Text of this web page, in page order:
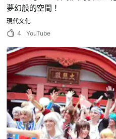
夢幻般的空間！
現代文化
4
YouTube